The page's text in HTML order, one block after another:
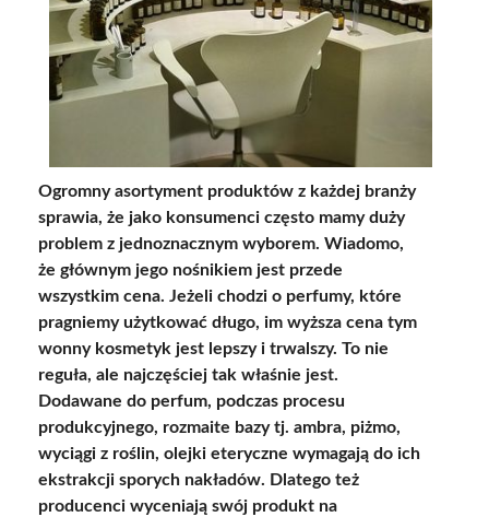
Ogromny asortyment produktów z każdej branży
sprawia, że jako konsumenci często mamy duży
problem z jednoznacznym wyborem. Wiadomo,
że głównym jego nośnikiem jest przede
wszystkim cena. Jeżeli chodzi o perfumy, które
pragniemy użytkować długo, im wyższa cena tym
wonny kosmetyk jest lepszy i trwalszy. To nie
reguła, ale najczęściej tak właśnie jest.
Dodawane do perfum, podczas procesu
produkcyjnego, rozmaite bazy tj. ambra, piżmo,
wyciągi z roślin, olejki eteryczne wymagają do ich
ekstrakcji sporych nakładów. Dlatego też
producenci wyceniają swój produkt na